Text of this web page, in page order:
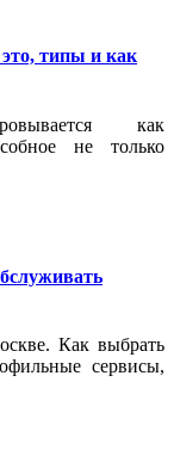
типы и как
как
не только
Как выбрать
сервисы,